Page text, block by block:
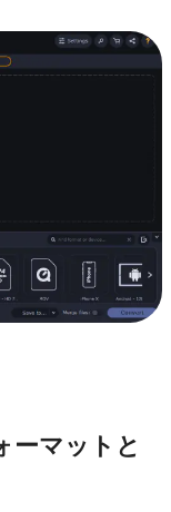
ーマットと